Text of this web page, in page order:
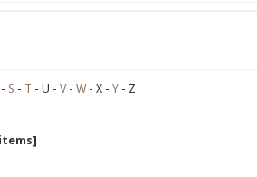
S T U V W X Y Z